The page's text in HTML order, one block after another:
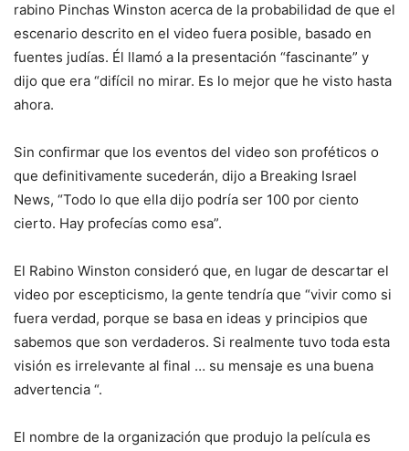
rabino Pinchas Winston acerca de la probabilidad de que el
escenario descrito en el video fuera posible, basado en
fuentes judías. Él llamó a la presentación “fascinante” y
dijo que era “difícil no mirar. Es lo mejor que he visto hasta
ahora.
Sin confirmar que los eventos del video son proféticos o
que definitivamente sucederán, dijo a Breaking Israel
News, “Todo lo que ella dijo podría ser 100 por ciento
cierto. Hay profecías como esa”.
El Rabino Winston consideró que, en lugar de descartar el
video por escepticismo, la gente tendría que “vivir como si
fuera verdad, porque se basa en ideas y principios que
sabemos que son verdaderos. Si realmente tuvo toda esta
visión es irrelevante al final … su mensaje es una buena
advertencia “.
El nombre de la organización que produjo la película es